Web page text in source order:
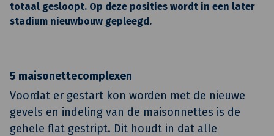
totaal gesloopt. Op deze posities wordt in een later
stadium nieuwbouw gepleegd.
5 maisonettecomplexen
Voordat er gestart kon worden met de nieuwe
gevels en indeling van de maisonnettes is de
gehele flat gestript. Dit houdt in dat alle